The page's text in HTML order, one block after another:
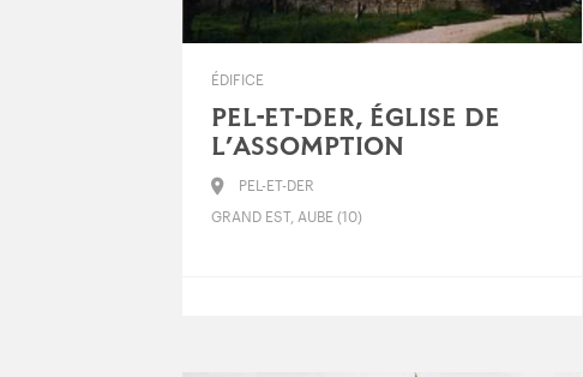
ÉDIFICE
PEL-ET-DER, ÉGLISE DE
L’ASSOMPTION
PEL-ET-DER
GRAND EST, AUBE (10)